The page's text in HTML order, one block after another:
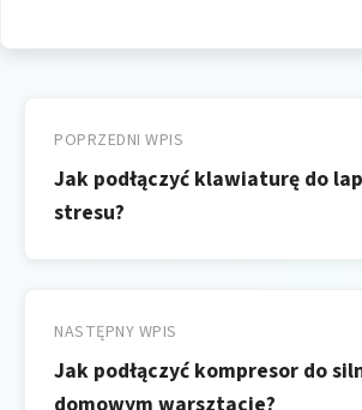
wpisu
POPRZEDNI WPIS
Jak podłączyć klawiaturę do
stresu?
NASTĘPNY WPIS
Jak podłączyć kompresor do